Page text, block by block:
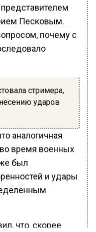
Песковым.
почему с
стримера,
ударов
аналогичная
время военных
был
и удары
что, скорее